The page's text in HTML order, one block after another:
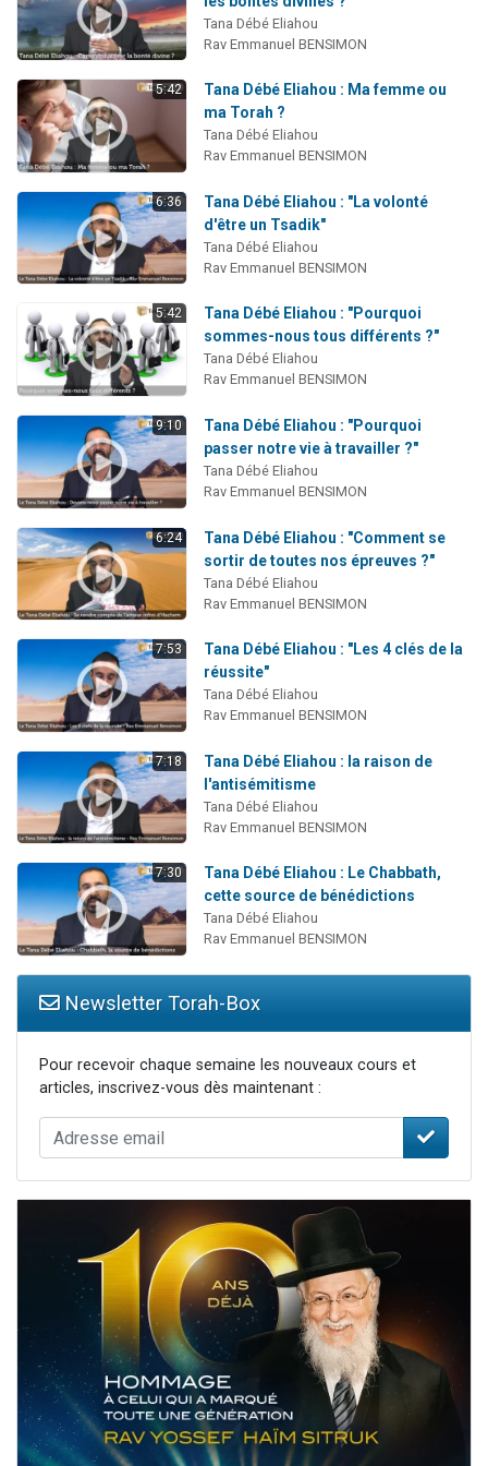
3 personnes viennent de faire un don pour Événements Torah-Box
11 personnes viennent de demander une bénédiction
Il reste 49 places pour étudier en groupe sur Zoom
Tana Débé Eliahou
Rav Emmanuel BENSIMON
5:42
Tana Débé Eliahou : Ma femme ou
ma Torah ?
Tana Débé Eliahou
Rav Emmanuel BENSIMON
6:36
Tana Débé Eliahou : "La volonté
d'être un Tsadik"
Tana Débé Eliahou
Rav Emmanuel BENSIMON
5:42
Tana Débé Eliahou : "Pourquoi
sommes-nous tous différents ?"
Tana Débé Eliahou
Rav Emmanuel BENSIMON
9:10
Tana Débé Eliahou : "Pourquoi
passer notre vie à travailler ?"
Tana Débé Eliahou
Rav Emmanuel BENSIMON
6:24
Tana Débé Eliahou : "Comment se
sortir de toutes nos épreuves ?"
Tana Débé Eliahou
Rav Emmanuel BENSIMON
7:53
Tana Débé Eliahou : "Les 4 clés de la
réussite"
Tana Débé Eliahou
Rav Emmanuel BENSIMON
7:18
Tana Débé Eliahou : la raison de
l'antisémitisme
Tana Débé Eliahou
Rav Emmanuel BENSIMON
7:30
Tana Débé Eliahou : Le Chabbath,
cette source de bénédictions
Tana Débé Eliahou
Rav Emmanuel BENSIMON
Newsletter Torah-Box
Pour recevoir chaque semaine les nouveaux cours et
articles, inscrivez-vous dès maintenant :